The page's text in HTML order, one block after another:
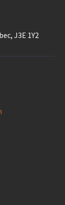
J3E 1Y2